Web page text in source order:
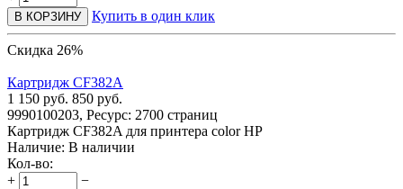
В КОРЗИНУ Купить в один клик
Скидка 26%
Картридж CF382A
1 150 руб. 850 руб.
9990100203, Ресурс: 2700 страниц
Картридж CF382A для принтера color HP
Наличие: В наличии
Кол-во:
+
−